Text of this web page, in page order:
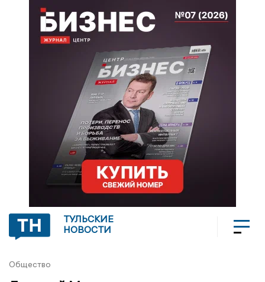
ТУЛЬСКИЕ
НОВОСТИ
Общество